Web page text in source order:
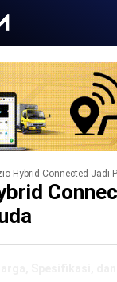
Hybrid Connected Jadi